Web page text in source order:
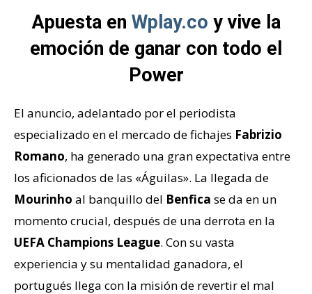
Apuesta en Wplay.co y vive la
emoción de ganar con todo el
Power
El anuncio, adelantado por el periodista
especializado en el mercado de fichajes Fabrizio
Romano, ha generado una gran expectativa entre
los aficionados de las «Águilas». La llegada de
Mourinho al banquillo del Benfica se da en un
momento crucial, después de una derrota en la
UEFA Champions League. Con su vasta
experiencia y su mentalidad ganadora, el
portugués llega con la misión de revertir el mal